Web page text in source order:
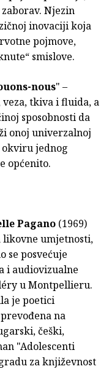
Njezin
inovaciji koja
pojmove,
smislove.
nous" –
tkiva i fluida, a
sposobnosti da
onoj univerzalnoj
okviru jednog
općenito.
Pagano (1969)
likovne umjetnosti,
se posvećuje
i audiovizualne
u Montpellieru.
je poetici
na
češki,
"Adolescenti
za književnost